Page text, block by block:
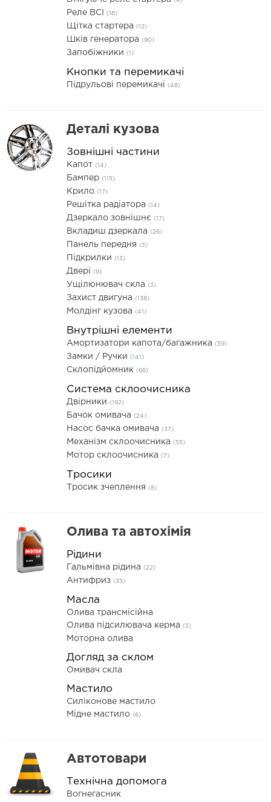
Реле ВСІ (18)
Щітка стартера (12)
Шків генератора (90)
Запобіжники (1)
Кнопки та перемикачі
Підрульові перемикачі (48)
Деталі кузова
Зовнішні частини
Капот (14)
Бампер (115)
Крило (17)
Решітка радіатора (14)
Дзеркало зовнішнє (17)
Вкладиш дзеркала (26)
Панель передня (3)
Підкрилки (13)
Двері (9)
Ущілюнювач скла (3)
Захист двигуна (138)
Молдінг кузова (41)
Внутрішні елементи
Амортизатори капота/багажника (59)
Замки / Ручки (141)
Склопідйомник (66)
Система склоочисника
Двірники (192)
Бачок омивача (24)
Насос бачка омивача (37)
Механізм склоочисника (55)
Мотор склоочисника (7)
Тросики
Тросик зчеплення (8)
Олива та автохімія
Рідини
Гальмівна рідина (22)
Антифриз (35)
Масла
Олива трансмісійна
Олива підсилювача керма (5)
Моторна олива
Догляд за склом
Омивач скла
Мастило
Силіконове мастило
Мідне мастило (6)
Автотовари
Технічна допомога
Вогнегасник